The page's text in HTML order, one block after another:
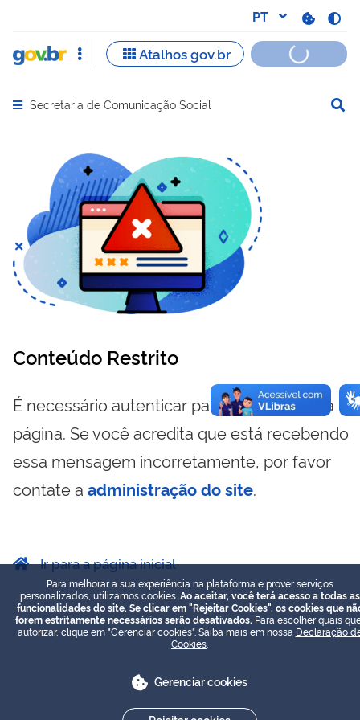
Abrir menu principal de navegação
Secretaria de Comunicação Social
Conteúdo Restrito
É necessário autenticar para visualizar essa
página. Se você acredita que está recebendo
essa mensagem incorretamente, por favor
contate a administração do site.
Ir para a página inicial
Para melhorar a sua experiência na plataforma e prover serviços
personalizados, utilizamos cookies. Ao aceitar, você terá acesso a todas as
funcionalidades do site. Se clicar em "Rejeitar Cookies", os cookies que
forem estritamente necessários serão desativados. Para escolher quais
autorizar, clique em "Gerenciar cookies". Saiba mais em nossa Declaração
Cookies
Gerenciar cookies